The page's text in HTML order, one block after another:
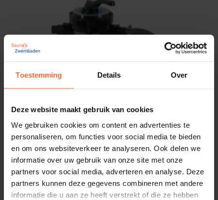
Toestemming Details Over
Deze website maakt gebruik van cookies
We gebruiken cookies om content en advertenties te
personaliseren, om functies voor social media te bieden
en om ons websiteverkeer te analyseren. Ook delen we
informatie over uw gebruik van onze site met onze
partners voor social media, adverteren en analyse. Deze
partners kunnen deze gegevens combineren met andere
informatie die u aan ze heeft verstrekt of die ze hebben
Zwembad filterset Trend 4 m³/h